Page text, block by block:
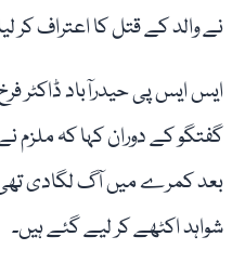
نے والد کے قتل کا اعتراف کر
ایس ایس پی حیدرآباد ڈاکٹر
گفتگو کے دوران کہا کہ ملزم
بعد کمرے میں آگ لگادی
شواہد اکٹھے کر لیے گئے ہیں۔